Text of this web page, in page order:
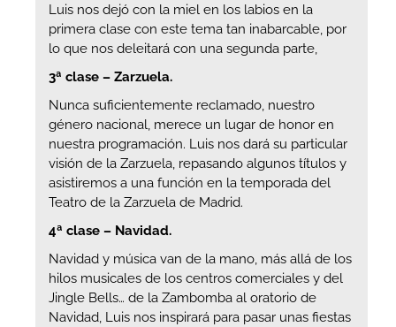
Luis nos dejó con la miel en los labios en la
primera clase con este tema tan inabarcable, por
lo que nos deleitará con una segunda parte,
3ª clase – Zarzuela.
Nunca suficientemente reclamado, nuestro
género nacional, merece un lugar de honor en
nuestra programación. Luis nos dará su particular
visión de la Zarzuela, repasando algunos títulos y
asistiremos a una función en la temporada del
Teatro de la Zarzuela de Madrid.
4ª clase – Navidad.
Navidad y música van de la mano, más allá de los
hilos musicales de los centros comerciales y del
Jingle Bells… de la Zambomba al oratorio de
Navidad, Luis nos inspirará para pasar unas fiestas